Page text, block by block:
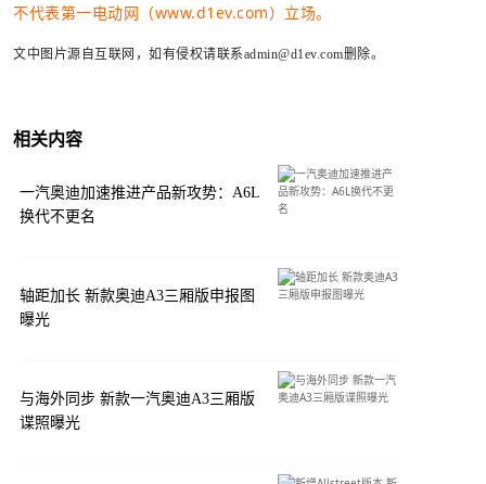
不代表第一电动网（www.d1ev.com）立场。
文中图片源自互联网，如有侵权请联系admin@d1ev.com删除。
相关内容
一汽奥迪加速推进产品新攻势：A6L
换代不更名
轴距加长 新款奥迪A3三厢版申报图
曝光
与海外同步 新款一汽奥迪A3三厢版
谍照曝光